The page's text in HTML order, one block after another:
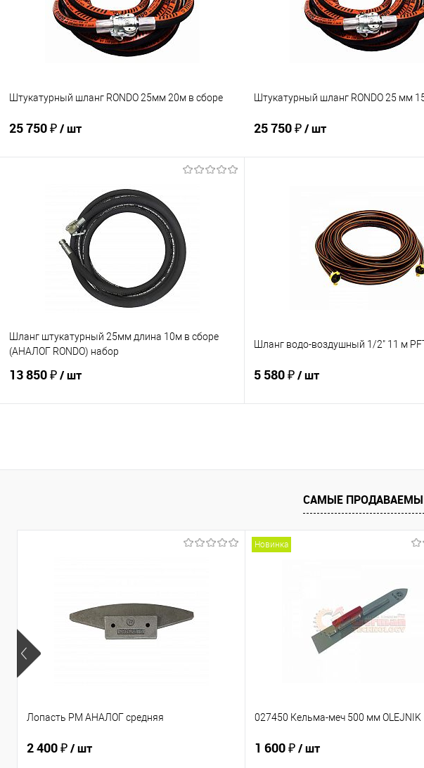
Штукатурный шланг RONDO 25мм 20м в сборе
25 750 ₽/ шт
В корзину
Купить в 1 клик
К сравнению
В избранное
Под заказ
Штукатурный шланг RONDO 25 мм
25 750 ₽/ шт
Купить в 1 клик
К
В избранное
Под
Шланг штукатурный 25мм длина 10м в сборе
(АНАЛОГ RONDO) набор
13 850 ₽/ шт
Купить в 1 клик
К сравнению
Шланг водо-воздушный 1/2" 11 м
5 580 ₽/ шт
Купить в 1 клик
К
В избранное
Под
САМЫЕ
Лопасть PM АНАЛОГ средняя
2 400 ₽/ шт
Новинка
027450 Кельма-меч 500 мм OLEJNIK
1 600 ₽/ шт